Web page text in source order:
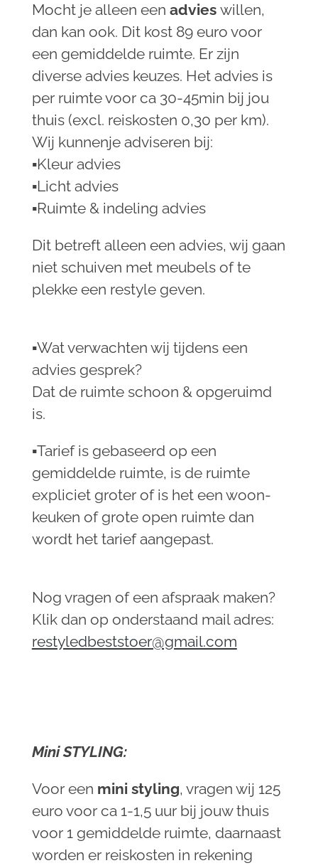
Mocht je alleen een advies willen,
dan kan ook. Dit kost 89 euro voor
een gemiddelde ruimte. Er zijn
diverse advies keuzes. Het advies is
per ruimte voor ca 30-45min bij jou
thuis (excl. reiskosten 0,30 per km).
Wij kunnenje adviseren bij:
▪︎Kleur advies
▪︎Licht advies
▪︎Ruimte & indeling advies
Dit betreft alleen een advies, wij gaan
niet schuiven met meubels of te
plekke een restyle geven.
▪︎Wat verwachten wij tijdens een
advies gesprek?
Dat de ruimte schoon & opgeruimd
is.
▪︎Tarief is gebaseerd op een
gemiddelde ruimte, is de ruimte
expliciet groter of is het een woon-
keuken of grote open ruimte dan
wordt het tarief aangepast.
Nog vragen of een afspraak maken?
Klik dan op onderstaand mail adres:
restyledbeststoer@gmail.com
MiniSTYLING:
Voor een mini styling, vragen wij 125
euro voor ca 1-1,5 uur bij jouw thuis
voor 1 gemiddelde ruimte, daarnaast
worden er reiskosten in rekening